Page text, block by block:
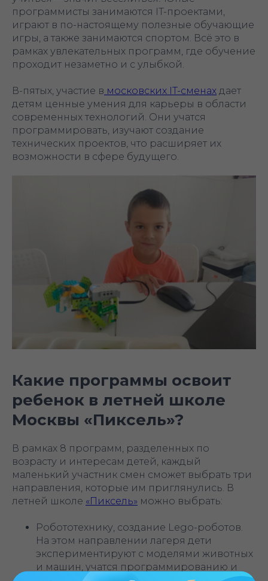
программисты занимаются IT-проектами,
играют в по-настоящему полезные обучающие
игры, а также занимаются спортом. Всё это в
рамках увлекательных программ, где обучение
проходит незаметно и с улыбкой.
В-пятых, участие в московских IT-сменах дает
детям ценные умения для карьеры в области
современных технологий. Они учатся
программировать, изучают создание
технических проектов, что расширяет их
возможности в сфере будущего.
Какие программы освоит
ребенок в летней школе
Москвы «Пиксель»?
В рамках 8 программ, разделенных по
возрасту и интересам детей, каждый
маленький участник смен сможет выбрать три
направления, которые им приглянулись. В
летней школе «Пиксель» можно выбрать:
Робототехнику, создание Lego-роботов.
На этом направлении лагеря дети
экспериментируют с моделями животных
и машин, учатся программированию и